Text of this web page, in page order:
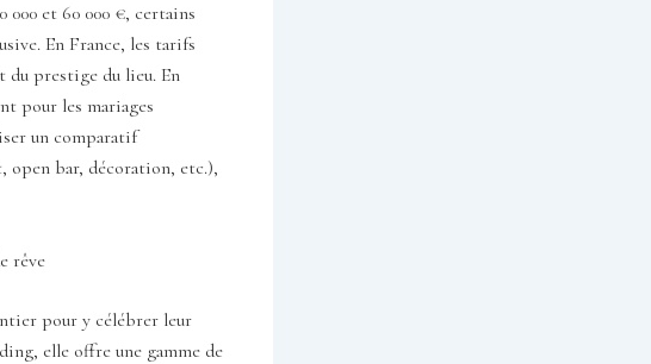
000 et 60 000 €, certains
En France, les tarifs
du prestige du lieu. En
pour les mariages
un comparatif
open bar, décoration, etc.),
rêve
pour y célébrer leur
elle offre une gamme de